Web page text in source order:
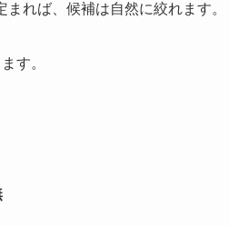
まれば、候補は自然に絞れます。
す。